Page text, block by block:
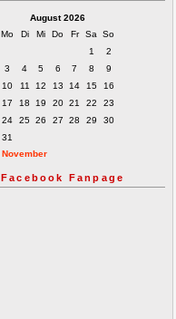
August 2026
Mo
Di Mi Do Fr Sa
So
1
2
3
4 5 6 7 8
9
10
11 12 13 14 15
16
17
18 19 20 21 22
23
24
25 26 27 28 29
30
31
November
Facebook Fanpage